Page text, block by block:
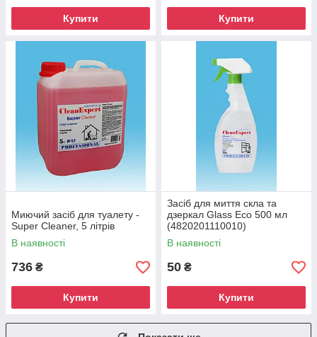
Купити Купити
Миючий засіб для туалету -
Super Cleaner, 5 літрів
В наявності
736 ₴
Купити
Засіб для миття скла та
дзеркал Glass Eco 500 мл
(4820201110010)
В наявності
50 ₴
Купити